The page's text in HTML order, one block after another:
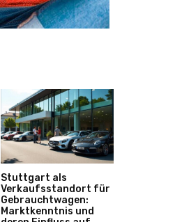
Stuttgart als
Verkaufsstandort für
Gebrauchtwagen:
Marktkenntnis und